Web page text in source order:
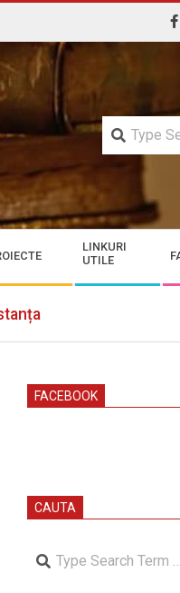
LINKURI
UTILE
FACEBOOK
CAUTA
Search